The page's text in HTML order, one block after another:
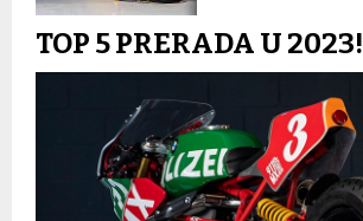
TOP 5 PRERADA U 2023!